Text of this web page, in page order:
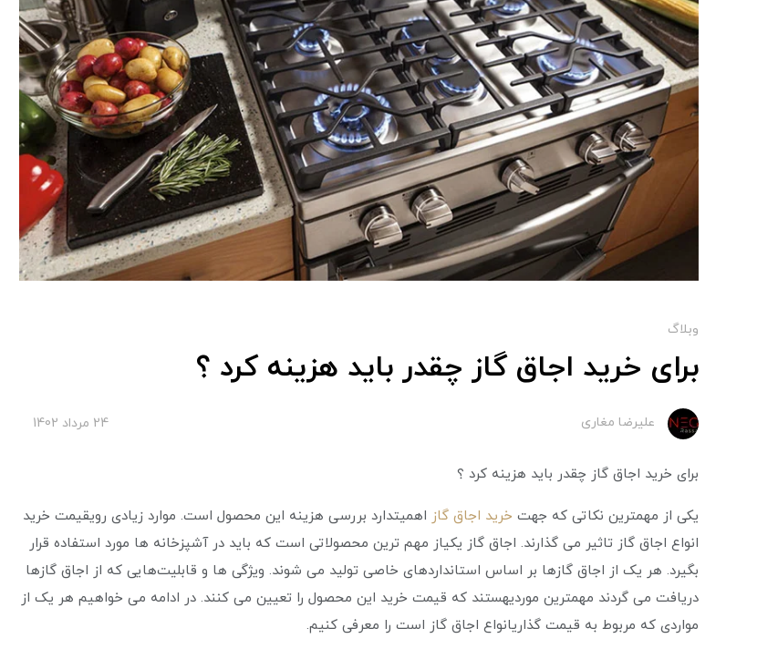
وبلاگ
برای خرید اجاق گاز چقدر باید هزینه کرد ؟
علیرضا مغاری 24 مرداد 1402
برای خرید اجاق گاز چقدر باید هزینه کرد ؟
یکی از مهمترین نکاتی که جهت خرید اجاق گاز اهمیتدارد بررسی هزینه این محصول است. موارد زیادی رویقیمت خرید
انواع اجاق گاز تاثیر می‌ گذارند. اجاق گاز یکیاز مهم ‌ترین محصولاتی است که باید در آشپزخانه‌ ها مورد استفاده قرار
بگیرد. هر یک از اجاق گازها بر اساس استانداردهای خاصی تولید می‌ شوند. ویژگی‌ ها و قابلیت‌هایی که از اجاق گازها
دریافت می‌ گردند مهمترین موردیهستند که قیمت خرید این محصول را تعیین می‌ کنند. در ادامه می‌ خواهیم هر یک از
مواردی که مربوط به قیمت گذاریانواع اجاق گاز است را معرفی کنیم.